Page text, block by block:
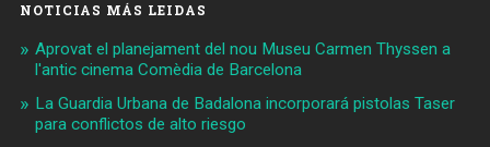
NOTICIAS MÁS LEIDAS
Aprovat el planejament del nou Museu Carmen Thyssen a
l'antic cinema Comèdia de Barcelona
La Guardia Urbana de Badalona incorporará pistolas Taser
para conflictos de alto riesgo